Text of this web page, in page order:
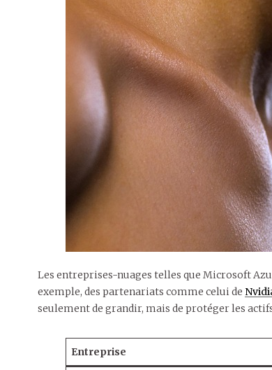
Les entreprises-nuages telles que Microsoft
exemple, des partenariats comme celui de
seulement de grandir, mais de protéger les
Entreprise